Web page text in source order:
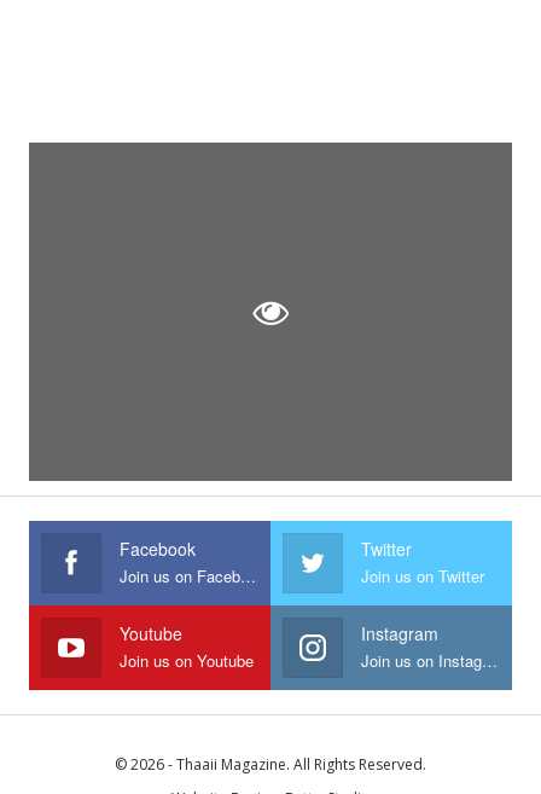
Facebook
Join us on Facebook
Twitter
Join us on Twitter
Youtube
Join us on Youtube
Instagram
Join us on Instagram
© 2026 - Thaaii Magazine. All Rights Reserved.